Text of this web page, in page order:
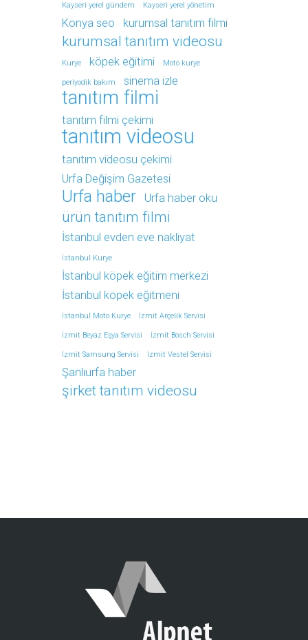
Kayseri yerel gündem Kayseri yerel yönetim
Konya seo kurumsal tanıtım filmi
kurumsal tanıtım videosu
Kurye köpek eğitimi Moto kurye
periyodik bakım sinema izle
tanıtım filmi
tanıtım filmi çekimi
tanıtım videosu
tanıtım videosu çekimi
Urfa Değişim Gazetesi
Urfa haber Urfa haber oku
ürün tanıtım filmi
İstanbul evden eve nakliyat
İstanbul Kurye
İstanbul köpek eğitim merkezi
İstanbul köpek eğitmeni
İstanbul Moto Kurye İzmit Arçelik Servisi
İzmit Beyaz Eşya Servisi İzmit Bosch Servisi
İzmit Samsung Servisi İzmit Vestel Servisi
Şanlıurfa haber
şirket tanıtım videosu